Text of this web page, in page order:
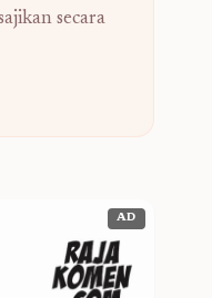
secara
AD